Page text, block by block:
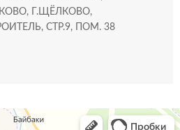
Г.ЩЁЛКОВО,
СТР.9, ПОМ. 38